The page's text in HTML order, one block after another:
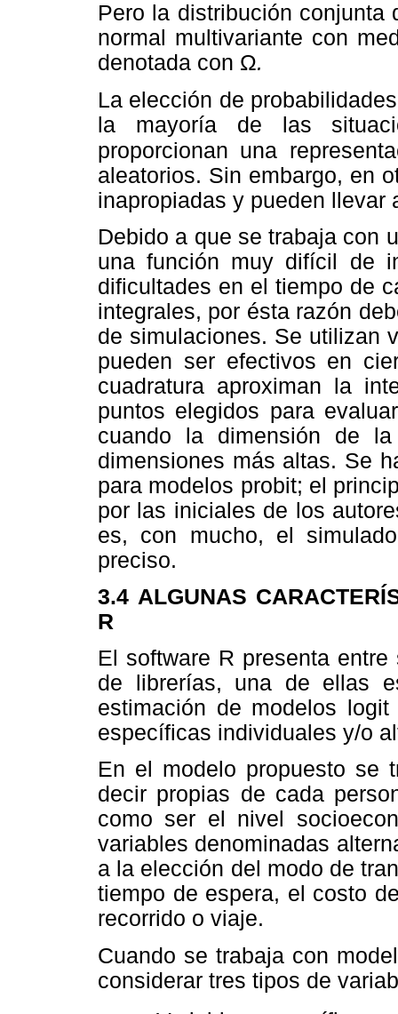
Pero la distribución conjunta
normal multivariante con
denotada con Ω.
La elección de
la mayoría de las
proporcionan una
aleatorios. Sin embargo, en
inapropiadas y pueden llevar
Debido a que se trabaja con
una función muy difícil de
dificultades en el tiempo de
integrales, por ésta razón
de simulaciones. Se utilizan
pueden ser efectivos en
cuadratura aproximan la
puntos elegidos para
cuando la dimensión de
dimensiones más altas. Se
para modelos probit; el
por las iniciales de los
es, con mucho, el
preciso.
3.4 ALGUNAS
R
El software R presenta
de librerías, una de ellas
estimación de modelos
específicas individuales y/o
En el modelo propuesto se
decir propias de cada
como ser el nivel
variables denominadas
a la elección del modo de
tiempo de espera, el costo
recorrido o viaje.
Cuando se trabaja con
considerar tres tipos de